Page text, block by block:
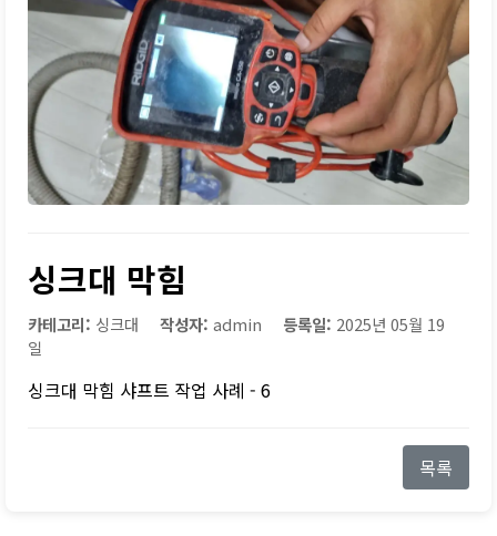
싱크대 막힘
카테고리: 싱크대 작성자: admin 등록일: 2025년 05월 19
일
싱크대 막힘 샤프트 작업 사례 - 6
목록